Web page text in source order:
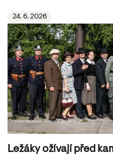
24. 6. 2026
Ležáky ožívají před